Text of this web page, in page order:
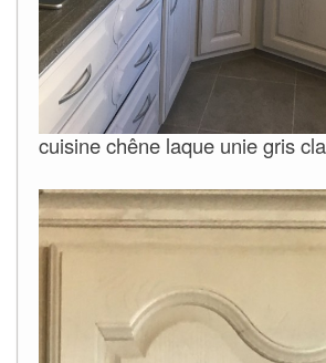
cuisine chêne laque unie gris